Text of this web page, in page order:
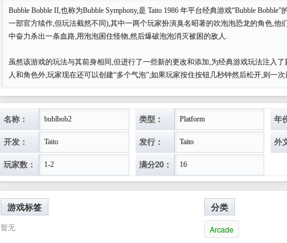
Bubble Bobble II,也称为Bubble Symphony,是 Taito 1986 年平台经典游戏“Bubble
一部官方续作,但玩法截然不同),其中一两个玩家扮演臭名昭著的吹泡泡恐龙的角色,他
中奋力杀出一条血路,用泡泡困住怪物,然后爆破泡泡消灭被困的敌人.
虽然该游戏的玩法与其前身相同,但进行了一些新的更改和添加,为经典游戏玩法注入
人和角色外,玩家现在还可以创建“多个气泡”;如果玩家按住按钮几秒钟然后松开,则一
名称： bublbob2 类型： Platform 年
开发： Taito 发行： Taito 外
玩家数： 1-2 满分20： 16
游戏标签
暂无
分类
Arcade